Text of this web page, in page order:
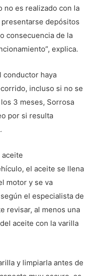
no es realizado con la
depósitos
consecuencia de la
explica.
conductor haya
incluso si no se
3 meses, Sorrosa
por si resulta
el aceite se llena
motor y se va
el especialista de
revisar, al menos una
aceite con la varilla
y limpiarla antes de